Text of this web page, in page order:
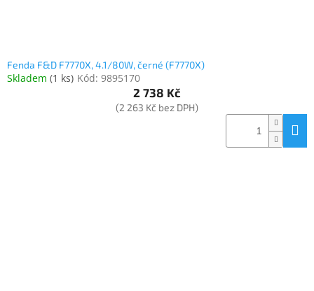
Fenda F&D F7770X, 4.1/80W, černé (F7770X)
Skladem (1 ks) Kód: 9895170
2 738 Kč
(2 263 Kč bez DPH)